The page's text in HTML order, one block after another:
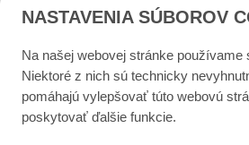
Kontakt
Dopyt
Nájsť kontaktnú osobu
NASTAVENIA SÚBOROV
Na našej webovej stránke používame
Niektoré z nich sú technicky
pomáhajú vylepšovať túto webovú
poskytovať ďalšie funkcie.